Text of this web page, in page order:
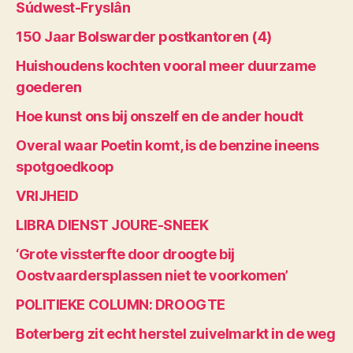
Súdwest-Fryslân
150 Jaar Bolswarder postkantoren (4)
Huishoudens kochten vooral meer duurzame
goederen
Hoe kunst ons bij onszelf en de ander houdt
Overal waar Poetin komt, is de benzine ineens
spotgoedkoop
VRIJHEID
LIBRA DIENST JOURE-SNEEK
‘Grote vissterfte door droogte bij
Oostvaardersplassen niet te voorkomen’
POLITIEKE COLUMN: DROOGTE
Boterberg zit echt herstel zuivelmarkt in de weg